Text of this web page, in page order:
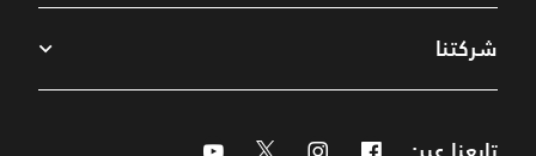
شركتنا
Facebook
Instagram
Twitter